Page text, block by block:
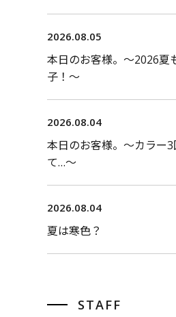
2026.08.05
本日のお客様。〜2026夏
子！〜
2026.08.04
本日のお客様。〜カラー
て…〜
2026.08.04
夏は寒色？
STAFF